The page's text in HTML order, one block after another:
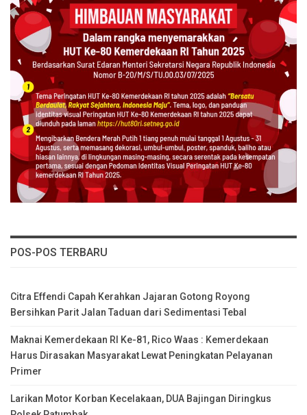
POS-POS TERBARU
Citra Effendi Capah Kerahkan Jajaran Gotong Royong
Bersihkan Parit Jalan Taduan dari Sedimentasi Tebal
Maknai Kemerdekaan RI Ke-81, Rico Waas : Kemerdekaan
Harus Dirasakan Masyarakat Lewat Peningkatan Pelayanan
Primer
Larikan Motor Korban Kecelakaan, DUA Bajingan Diringkus